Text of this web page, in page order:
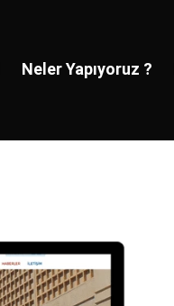
Neler Yapıyoruz ?